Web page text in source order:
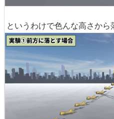
というわけで色んな高さから